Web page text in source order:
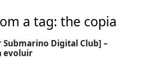
a tag: the copia
Digital Club] –
evoluir